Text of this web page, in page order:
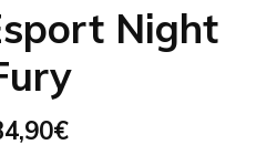
Night
€